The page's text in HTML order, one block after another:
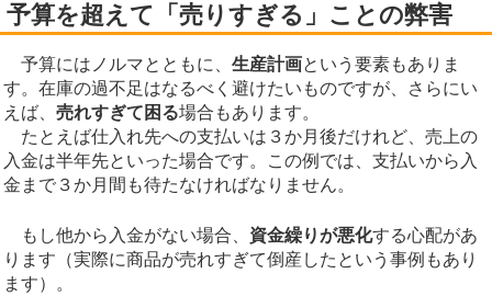
予算を超えて「売りすぎる」ことの弊害
予算にはノルマとともに、 生産計画という要素もありま
す。在庫の過不足はなるべく避けたいものですが、さらにい
えば、 売れすぎて困る場合もあります。
たとえば仕入れ先への支払いは３か月後だけれど、売上の
入金は半年先といった場合です。この例では、支払いから入
金まで３か月間も待たなければなりません。
もし他から入金がない場合、 資金繰りが悪化する心配があ
ります（実際に商品が売れすぎて倒産したという事例もあり
ます）。